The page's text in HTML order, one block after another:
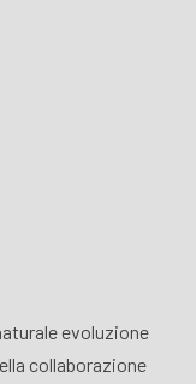
evoluzione
collaborazione